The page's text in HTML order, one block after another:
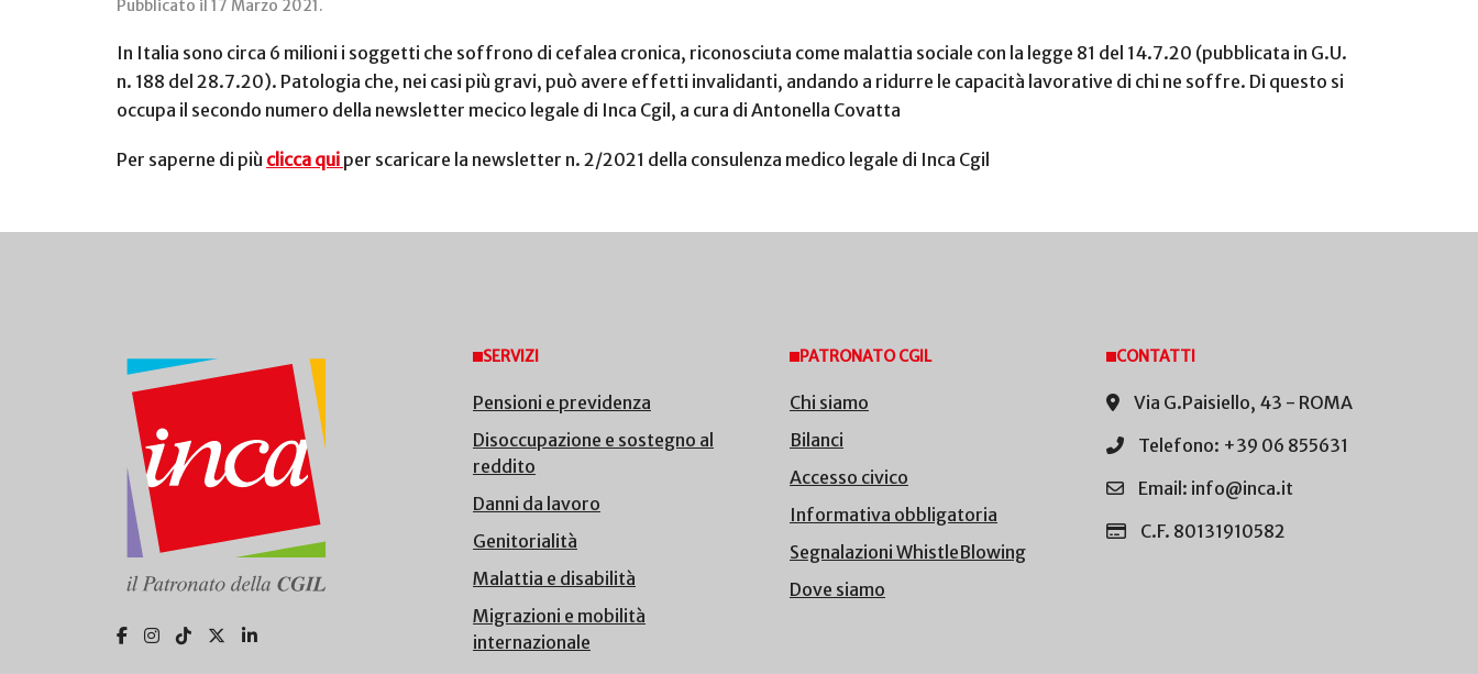
Pubblicato il 17 Marzo 2021.
In Italia sono circa 6 milioni i soggetti che soffrono di cefalea cronica, riconosciuta come malattia sociale con la legge 81 del 14.7.20 (pubblicata in G.U.
n. 188 del 28.7.20). Patologia che, nei casi più gravi, può avere effetti invalidanti, andando a ridurre le capacità lavorative di chi ne soffre. Di questo si
occupa il secondo numero della newsletter mecico legale di Inca Cgil, a cura di Antonella Covatta
Per saperne di più clicca qui per scaricare la newsletter n. 2/2021 della consulenza medico legale di Inca Cgil
SERVIZI
Pensioni e previdenza
Disoccupazione e sostegno al
reddito
Danni da lavoro
Genitorialità
Malattia e disabilità
Migrazioni e mobilità
internazionale
PATRONATO CGIL
Chi siamo
Bilanci
Accesso civico
Informativa obbligatoria
Segnalazioni WhistleBlowing
Dove siamo
CONTATTI
Via G.Paisiello, 43 - ROMA
Telefono: +39 06 855631
Email: info@inca.it
C.F. 80131910582